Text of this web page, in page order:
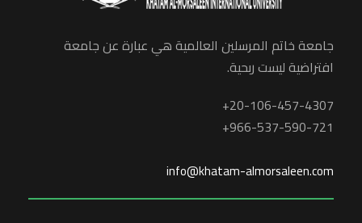
جامعة خاتم المرسلين العالمية هي عبارة عن جامعة
افتراضية ليست ربحية.
20-106-457-4307+
966-537-590-721+
info@khatam-almorsaleen.com